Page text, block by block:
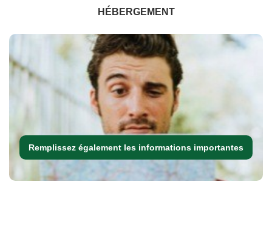
HÉBERGEMENT
Remplissez également les informations importantes